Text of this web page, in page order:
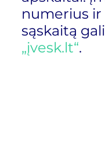
numerius ir
sąskaitą
„įvesk.lt“.